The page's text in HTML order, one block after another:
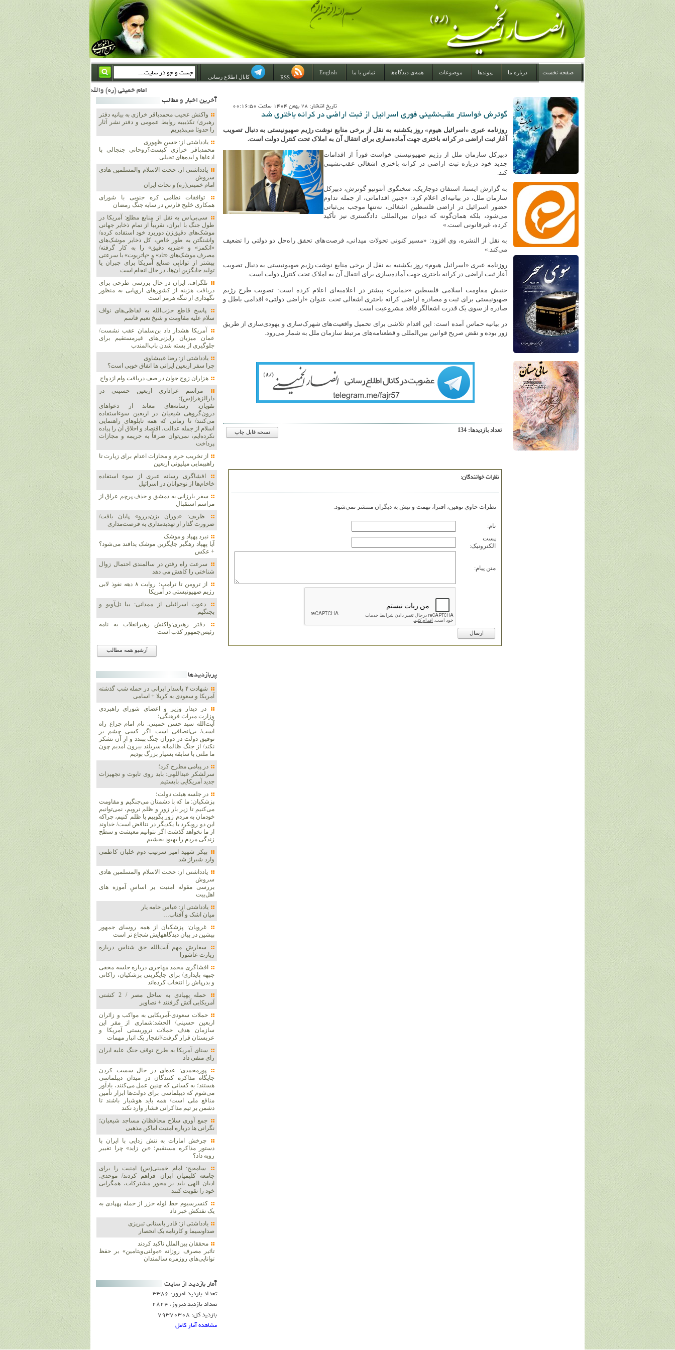
صفحه نخست درباره ما پیوندها موضوعات همه‌ی دیدگاه‌ها تماس با ما
English
کانال اطلاع رسانی
امام خمینی (ره) والله اسلام تمامش سیاست است؛ ***** امام شهید: به گفتار امام و کردار امام اهتمام بورزید ***** امام خمینی(ره): ان شاء الله ما اندوه دلمان را در وقت مناسب با انتقام از امریکا و آل سعود برطرف خواهیم ساخت و داغ و حسرت حلاوت این جنایت بزرگ را بر دلشان خواهیم نهاد 1367/4/29 ***** امام خمینی(رحمة الله علیه) : حکومت آل سعود، این وهابیهای پست بیخبر از خدا بسان خنجرند که همیشه از پشت در قلب مسلمانان فرو رفته‌اند 1366/5/12***** امام خمینی (ره) شهادت در راه خدا مسئله ای نیست که بشود با پیروزی در صحنه
تاريخ انتشار: 28 بهمن 1404 ساعت 00:16:50
گوترش خواستار عقب‌نشینی فوری اسرائیل از ثبت اراضی در کرانه باختری شد
روزنامه عبری «اسرائیل هیوم» روز یکشنبه به نقل از برخی منابع نوشت رژیم صهیونیستی به دنبال تصویب
آغاز ثبت اراضی در کرانه باختری جهت آماده‌سازی برای انتقال آن به املاک تحت کنترل دولت است.
دبیرکل سازمان ملل از رژیم صهیونیستی خواست فوراً از اقدامات
جدید خود درباره ثبت اراضی در کرانه باختری اشغالی عقب‌نشینی
کند.
به گزارش ایسنا، استفان دوجاریک، سخنگوی آنتونیو گوترش، دبیرکل
سازمان ملل، در بیانیه‌ای اعلام کرد: «چنین اقداماتی، از جمله تداوم
حضور اسرائیل در اراضی فلسطین اشغالی، نه‌تنها موجب بی‌ثباتی
می‌شود، بلکه همان‌گونه که دیوان بین‌المللی دادگستری نیز تأکید
کرده، غیرقانونی است.»
به نقل از النشره، وی افزود: «مسیر کنونی تحولات میدانی، فرصت‌های تحقق راه‌حل دو دولتی را تضعیف
می‌کند.»
روزنامه عبری «اسرائیل هیوم» روز یکشنبه به نقل از برخی منابع نوشت رژیم صهیونیستی به دنبال تصویب
آغاز ثبت اراضی در کرانه باختری جهت آماده‌سازی برای انتقال آن به املاک تحت کنترل دولت است.
جنبش مقاومت اسلامی فلسطین «حماس» پیشتر در اعلامیه‌ای اعلام کرده است: تصویب طرح رژیم
صهیونیستی برای ثبت و مصادره اراضی کرانه باختری اشغالی تحت عنوان «اراضی دولتی» اقدامی باطل و
صادره از سوی یک قدرت اشغالگر فاقد مشروعیت است.
در بیانیه حماس آمده است: این اقدام تلاشی برای تحمیل واقعیت‌های شهرک‌سازی و یهودی‌سازی از طریق
زور بوده و نقض صریح قوانین بین‌المللی و قطعنامه‌های مرتبط سازمان ملل به شمار می‌رود.
تعداد بازديدها: 134 نسخه قابل چاپ
نظرات خوانندگان:
نظرات حاوي توهين، افترا، تهمت و نيش به ديگران منتشر نمي‌شود.
نام:
پست
الکترونيک:
متن پيام:
آخرين اخبار و مطالب
واکنش عجیب محمدباقر خرازی به بیانیه دفتر
رهبری/ تکذیبیه روابط عمومی و دفتر نشر آثار
را حدوثا می‌پذیریم
یادداشتی از: حسن ظهوری
محمدباقر خرازی کیست؟روحانی جنجالی با
ادعاها و ایده‌های تخیلی
یادداشتی از: حجت الاسلام والمسلمین هادی
سروش
امام خمینی(ره) و نجات ایران
توافقات نظامی کره جنوبی با شورای
همکاری خلیج فارس در سایه جنگ رمضان
سی‌بی‌اس به نقل از منابع مطلع: آمریکا در
طول جنگ با ایران، تقریباً از تمام ذخایر جهانی
موشک‌های دقیق‌زن دوربرد خود استفاده کرده/
واشنگتن به طور خاص، کل ذخایر موشک‌های
«اتکمز» و «ضربه دقیق» را به کار گرفته/
مصرف موشک‌های «تاد» و «پاتریوت» با سرعتی
بیشتر از توانایی صنایع آمریکا برای جبران یا
تولید جایگزین آن‌ها، در حال انجام است
تلگراف: ایران در حال بررسی طرحی برای
دریافت هزینه از کشورهای اروپایی به منظور
نگهداری از تنگه هرمز است
پاسخ قاطع حزب‌الله به لفاظی‌های نواف
سلام علیه مقاومت و شیخ نعیم قاسم
آمریکا هشدار داد بن‌سلمان عقب نشست/
عمان میزبان رایزنی‌های غیرمستقیم برای
جلوگیری از بسته شدن باب‌المندب
یادداشتی از: رضا غبیشاوی
چرا سفر اربعین ایرانی ها اتفاق خوبی است؟
هزاران زوج‌ جوان در صف دریافت وام ازدواج
مراسم عزاداری اربعین حسینی در
دارالزهرا(س)؛
نقویان: رسانه‌های معاند از دعواهای
درون‌گروهی شیعیان در اربعین سوءاستفاده
می‌کنند/ تا زمانی که همه تابلوهای راهنمایی
اسلام از جمله عدالت، اقتصاد و اخلاق آن را پیاده
نکرده‌ایم، نمی‌توان صرفاً به جریمه و مجازات
پرداخت
از تخریب حرم و مجازات اعدام برای زیارت تا
راهپیمایی میلیونی اربعین
افشاگری رسانه عبری از سوء استفاده
خاخام‌ها از نوجوانان در اسرائیل
سفر بارزانی به دمشق و حذف پرچم عراق از
مراسم استقبال
ظریف: «دوران بزن‌دررو» پایان یافت/
ضرورت گذار از تهدیدمداری به فرصت‌مداری
نبرد پهپاد و موشک‌
آیا پهپاد رهگیر جایگزین موشک‌ پدافند می‌شود؟
+ عکس
سرعت راه رفتن در سالمندی احتمال زوال
شناختی را کاهش می دهد
از ترومن تا ترامپ؛ روایت ۸ دهه نفوذ لابی
رژیم صهیونیستی در آمریکا
دعوت اسرائیلی از ممدانی: بیا تل‌آویو و
بجنگیم
دفتر رهبری:واکنش رهبرانقلاب به نامه
رئیس‌جمهور کذب است
آرشیو همه مطالب
پربازديدها
شهادت ۴ پاسدار ایرانی در حمله شب گذشته
آمریکا و سعودی به کربلا + اسامی
در دیدار وزیر و اعضای شورای راهبردی
وزارت‌ میراث فرهنگی؛
آیت‌الله سید حسن خمینی: نام امام چراغ راه
است/ بی‌انصافی است‌ اگر کسی چشم بر
توفیق دولت‌ در دوران جنگ ببندد و از آن تشکر
نکند/ از جنگ ظالمانه سربلند بیرون آمدیم چون
ما ملتی با سابقه بسیار بزرگ بودیم
در پیامی مطرح کرد؛
سرلشکر عبداللهی: باید روی تابوت و تجهیزات
جدید آمریکایی بایستیم
در جلسه هیئت دولت؛
پزشکیان: ما که با دشمنان می‌جنگیم و مقاومت
می‌کنیم تا زیر بار زور و ظلم نرویم، نمی‌توانیم
خودمان به مردم زور بگوییم یا ظلم کنیم، چراکه
این دو رویکرد با یکدیگر در تناقض است/ خداوند
از ما نخواهد گذشت اگر نتوانیم معیشت و سطح
زندگی مردم را بهبود بخشیم
پیکر شهید امیر سرتیپ دوم خلبان کاظمی
وارد شیراز شد
یادداشتی از: حجت الاسلام والمسلمین هادی
سروش
بررسی مقوله امنیت بر اساسِ آموزه های
اهل‌بیت
یادداشتی از: عباس خامه یار
میان اشک و آفتاب…
غرویان: پزشکیان از همه روسای جمهور
پیشین در بیان دیدگاههایش شجاع تر است
سفارش مهم آیت‌الله حق شناس درباره
زیارت عاشورا
افشاگری محمد مهاجری درباره جلسه مخفی
جبهه پایداری/ برای جایگزینی پزشکیان، زاکانی
و بذرپاش را انتخاب کرده‌اند
حمله پهپادی به ساحل مصر / 2 کشتی
آمریکایی آتش گرفتند + تصاویر
حملات سعودی-آمریکایی به مواکب و زائران
اربعین حسینی/ الحشد:شماری از مقر این
سازمان هدف حملات تروریستی آمریکا و
عربستان قرار گرفت/انفجار یک انبار مهمات
سنای آمریکا به طرح توقف جنگ علیه ایران
رای منفی داد
پورمحمدی: عده‌ای در حال سست کردن
جایگاه مذاکره کنندگان در میدان دیپلماسی
هستند؛ به کسانی که چنین عمل می‌کنند، یادآور
می‌شوم که دیپلماسی برای دولت‌ها ابزار تأمین
منافع ملی است/ همه باید هوشیار باشند تا
دشمن بر تیم مذاکراتی فشار وارد نکند
جمع آوری سلاح محافظان مساجد شیعیان؛
نگرانی ها درباره امنیت اماکن مذهبی
چرخش امارات به تنش زدایی با ایران با
دستور مذاکره مستقیم؛ «بن زاید» چرا تغییر
رویه داد؟
سامه‌یح: امام خمینی(س) امنیت را برای
جامعه کلیمیان ایران فراهم کردند/ موحدی:
ادیان الهی باید بر محور مشترکات، همگرایی
خود را تقویت کنند
کنسرسیوم خط لوله خزر از حمله پهپادی به
یک نفتکش خبر داد
یادداشتی از: قادر باستانی تبریزی
صداوسیما و کارنامه یک انحصار
محققان بین‌الملل تاکید کردند
تاثیر مصرف روزانه «مولتی‌ویتامین» بر حفظ
توانایی‌های روزمره سالمندان
آمار بازديد از سايت
تعداد بازدید امروز: 3386
تعداد بازدید دیروز: 2824
بازدید کل: 79370308
مشاهده آمار کامل